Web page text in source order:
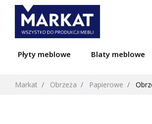
Płyty meblowe Blaty meblowe
Markat Obrzeża Papierowe